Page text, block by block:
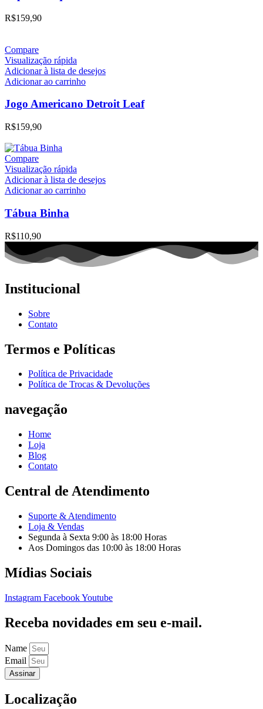
R$159,90
Compare
Visualização rápida
Adicionar à lista de desejos
Adicionar ao carrinho
Jogo Americano Detroit Leaf
R$159,90
Compare
Visualização rápida
Adicionar à lista de desejos
Adicionar ao carrinho
Tábua Binha
R$110,90
Institucional
Sobre
Contato
Termos e Políticas
Política de Privacidade
Política de Trocas & Devoluções
navegação
Home
Loja
Blog
Contato
Central de Atendimento
Suporte & Atendimento
Loja & Vendas
Segunda à Sexta 9:00 às 18:00 Horas
Aos Domingos das 10:00 às 18:00 Horas
Mídias Sociais
Instagram FacebookYoutube
Receba novidades em seu e-mail.
Name
Email
Assinar
Localização